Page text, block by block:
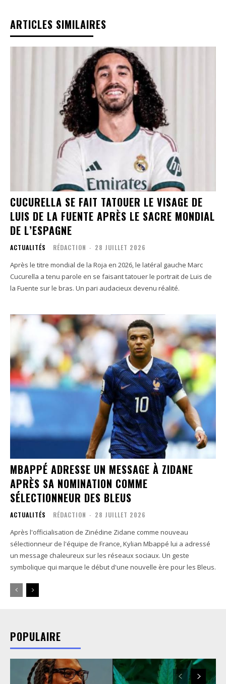
ARTICLES SIMILAIRES
CUCURELLA SE FAIT TATOUER LE VISAGE DE
LUIS DE LA FUENTE APRÈS LE SACRE MONDIAL
DE L’ESPAGNE
ACTUALITÉS RÉDACTION - 28 JUILLET 2026
Après le titre mondial de la Roja en 2026, le latéral gauche Marc
Cucurella a tenu parole en se faisant tatouer le portrait de Luis de
la Fuente sur le bras. Un pari audacieux devenu réalité.
MBAPPÉ ADRESSE UN MESSAGE À ZIDANE
APRÈS SA NOMINATION COMME
SÉLECTIONNEUR DES BLEUS
ACTUALITÉS RÉDACTION - 28 JUILLET 2026
Après l'officialisation de Zinédine Zidane comme nouveau
sélectionneur de l'équipe de France, Kylian Mbappé lui a adressé
un message chaleureux sur les réseaux sociaux. Un geste
symbolique qui marque le début d'une nouvelle ère pour les Bleus.
POPULAIRE